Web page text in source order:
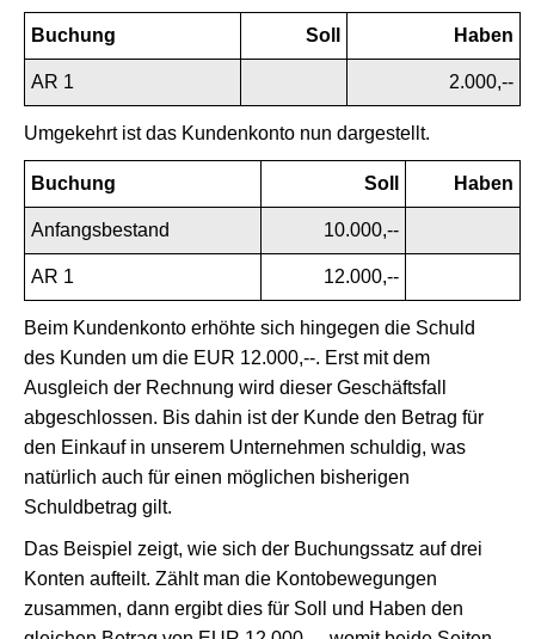
Buchung Soll Haben
AR 1 2.000,--
Umgekehrt ist das Kundenkonto nun dargestellt.
Buchung Soll Haben
Anfangsbestand 10.000,--
AR 1 12.000,--
Beim Kundenkonto erhöhte sich hingegen die Schuld
des Kunden um die EUR 12.000,--. Erst mit dem
Ausgleich der Rechnung wird dieser Geschäftsfall
abgeschlossen. Bis dahin ist der Kunde den Betrag für
den Einkauf in unserem Unternehmen schuldig, was
natürlich auch für einen möglichen bisherigen
Schuldbetrag gilt.
Das Beispiel zeigt, wie sich der Buchungssatz auf drei
Konten aufteilt. Zählt man die Kontobewegungen
zusammen, dann ergibt dies für Soll und Haben den